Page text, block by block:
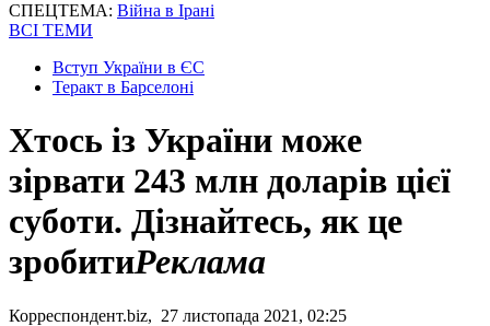
СПЕЦТЕМА: Війна в Ірані
ВСІ ТЕМИ
Вступ України в ЄС
Теракт в Барселоні
Хтось із України може
зірвати 243 млн доларів цієї
суботи. Дізнайтесь, як це
зробитиРеклама
Корреспондент.biz, 27 листопада 2021, 02:25